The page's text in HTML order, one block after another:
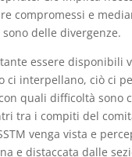
compromessi e
delle divergenze.
essere disponibili
ci interpellano, ciò ci
quali difficoltà sono
tra i compiti del
venga vista e
e distaccata dalle